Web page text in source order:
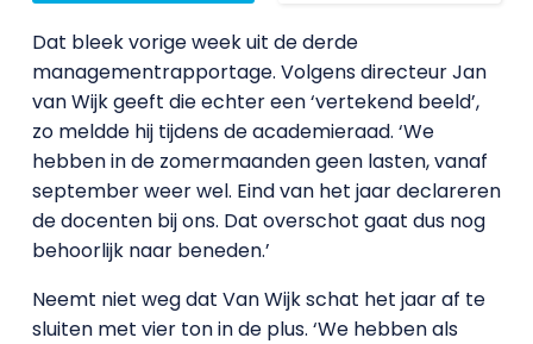
Dat bleek vorige week uit de derde
managementrapportage. Volgens directeur Jan
van Wijk geeft die echter een ‘vertekend beeld’,
zo meldde hij tijdens de academieraad. ‘We
hebben in de zomermaanden geen lasten, vanaf
september weer wel. Eind van het jaar declareren
de docenten bij ons. Dat overschot gaat dus nog
behoorlijk naar beneden.’
Neemt niet weg dat Van Wijk schat het jaar af te
sluiten met vier ton in de plus. ‘We hebben als